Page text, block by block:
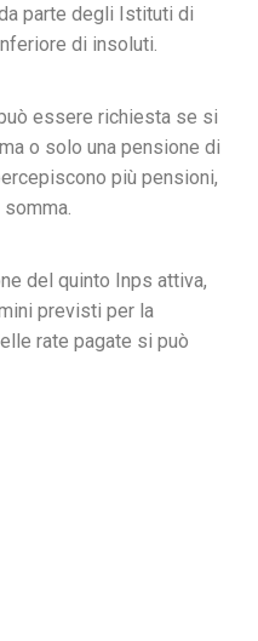
parte degli Istituti di
di insoluti.
essere richiesta se si
o solo una pensione di
più pensioni,
del quinto Inps attiva,
previsti per la
rate pagate si può